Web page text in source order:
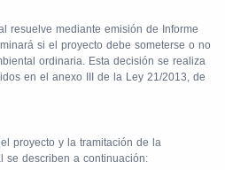
resuelve mediante emisión de Informe
si el proyecto debe someterse o no
ordinaria. Esta decisión se realiza
en el anexo III de la Ley 21/2013, de
proyecto y la tramitación de la
se describen a continuación: